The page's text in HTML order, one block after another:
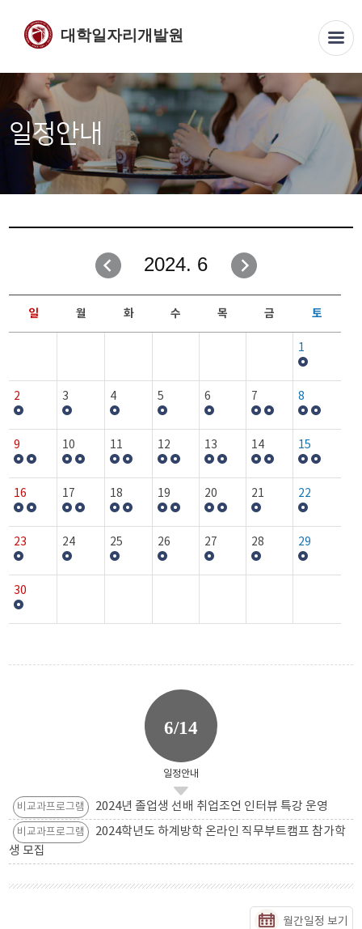
대학일자리개발원
일정안내
2024. 6
일 월 화 수 목 금 토
1
2 3 4 5 6 7 8
9 10 11 12 13 14 15
16 17 18 19 20 21 22
23 24 25 26 27 28 29
30
6/14
일정안내
비교과프로그램 2024년 졸업생 선배 취업조언 인터뷰 특강 운영
비교과프로그램
2024학년도 하계방학 온라인 직무부트캠프 참가학
생 모집
월간일정 보기